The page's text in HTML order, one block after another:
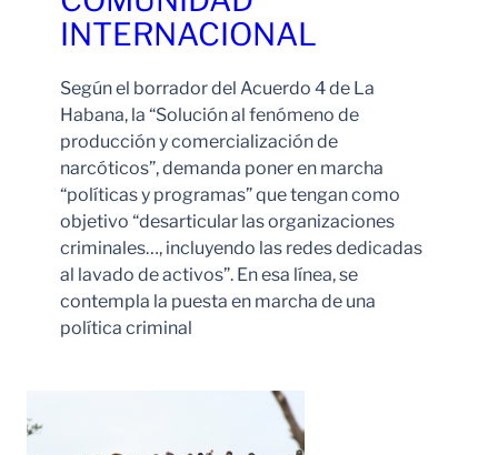
INTERNACIONAL
Según el borrador del Acuerdo 4 de La
Habana, la “Solución al fenómeno de
producción y comercialización de
narcóticos”, demanda poner en marcha
“políticas y programas” que tengan como
objetivo “desarticular las organizaciones
criminales…, incluyendo las redes dedicadas
al lavado de activos”. En esa línea, se
contempla la puesta en marcha de una
política criminal